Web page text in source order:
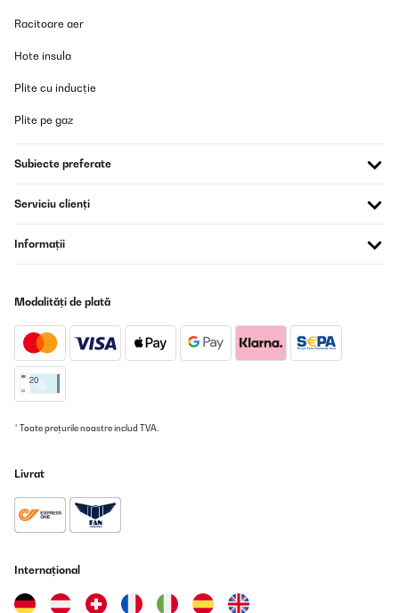
Racitoare aer
Hote insula
Plite cu inducție
Plite pe gaz
Subiecte preferate
Serviciu clienți
Informații
Modalități de plată
* Toate prețurile noastre includ TVA.
Livrat
Internațional